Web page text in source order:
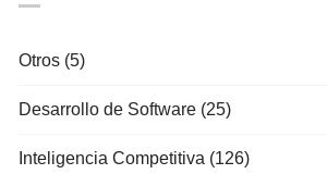
Otros (5)
Desarrollo de Software (25)
Inteligencia Competitiva (126)